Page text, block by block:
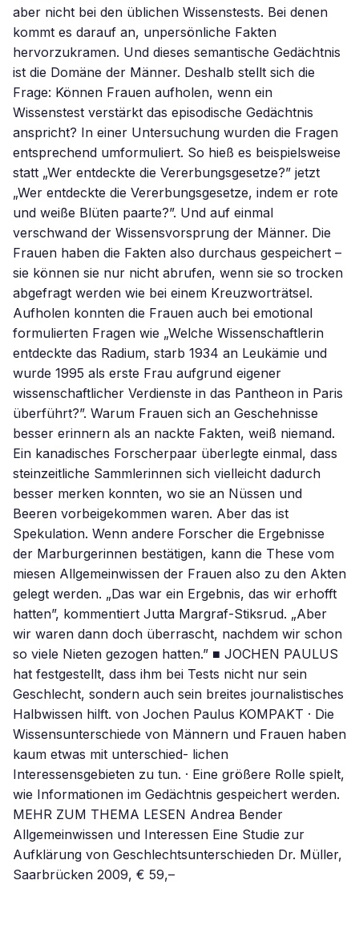
aber nicht bei den üblichen Wissenstests. Bei denen
kommt es darauf an, unpersönliche Fakten
hervorzukramen. Und dieses semantische Gedächtnis
ist die Domäne der Männer. Deshalb stellt sich die
Frage: Können Frauen aufholen, wenn ein
Wissenstest verstärkt das episodische Gedächtnis
anspricht? In einer Untersuchung wurden die Fragen
entsprechend umformuliert. So hieß es beispielsweise
statt „Wer entdeckte die Vererbungsgesetze?” jetzt
„Wer entdeckte die Vererbungsgesetze, indem er rote
und weiße Blüten paarte?”. Und auf einmal
verschwand der Wissensvorsprung der Männer. Die
Frauen haben die Fakten also durchaus gespeichert –
sie können sie nur nicht abrufen, wenn sie so trocken
abgefragt werden wie bei einem Kreuzworträtsel.
Aufholen konnten die Frauen auch bei emotional
formulierten Fragen wie „Welche Wissenschaftlerin
entdeckte das Radium, starb 1934 an Leukämie und
wurde 1995 als erste Frau aufgrund eigener
wissenschaftlicher Verdienste in das Pantheon in Paris
überführt?”. Warum Frauen sich an Geschehnisse
besser erinnern als an nackte Fakten, weiß niemand.
Ein kanadisches Forscherpaar überlegte einmal, dass
steinzeitliche Sammlerinnen sich vielleicht dadurch
besser merken konnten, wo sie an Nüssen und
Beeren vorbeigekommen waren. Aber das ist
Spekulation. Wenn andere Forscher die Ergebnisse
der Marburgerinnen bestätigen, kann die These vom
miesen Allgemeinwissen der Frauen also zu den Akten
gelegt werden. „Das war ein Ergebnis, das wir erhofft
hatten”, kommentiert Jutta Margraf-Stiksrud. „Aber
wir waren dann doch überrascht, nachdem wir schon
so viele Nieten gezogen hatten.” ■ JOCHEN PAULUS
hat festgestellt, dass ihm bei Tests nicht nur sein
Geschlecht, sondern auch sein breites journalistisches
Halbwissen hilft. von Jochen Paulus KOMPAKT · Die
Wissensunterschiede von Männern und Frauen haben
kaum etwas mit unterschied- lichen
Interessensgebieten zu tun. · Eine größere Rolle spielt,
wie Informationen im Gedächtnis gespeichert werden.
MEHR ZUM THEMA LESEN Andrea Bender
Allgemeinwissen und Interessen Eine Studie zur
Aufklärung von Geschlechtsunterschieden Dr. Müller,
Saarbrücken 2009, € 59,–